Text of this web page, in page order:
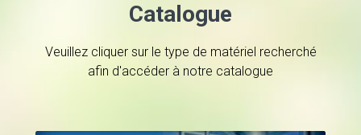
Catalogue
Veuillez cliquer sur le type de matériel recherché
afin d'accéder à notre catalogue